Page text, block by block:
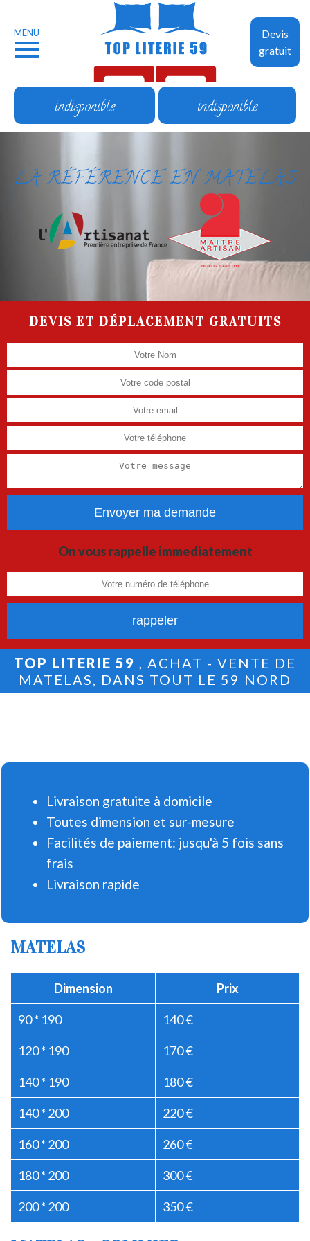
Devis
gratuit
MENU
indisponible indisponible
LA RÉFÉRENCE EN MATELAS
DEVIS ET DÉPLACEMENT GRATUITS
On vous rappelle immediatement
TOP LITERIE 59 , ACHAT - VENTE DE
MATELAS, DANS TOUT LE 59 NORD
Livraison gratuite à domicile
Toutes dimension et sur-mesure
Facilités de paiement: jusqu'à 5 fois sans
frais
Livraison rapide
MATELAS
Dimension Prix
90 * 190 140 €
120 * 190 170 €
140 * 190 180 €
140 * 200 220 €
160 * 200 260 €
180 * 200 300 €
200 * 200 350 €